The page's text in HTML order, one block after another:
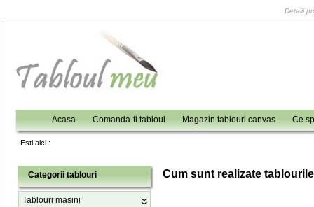
Detalii
Acasa Comanda-ti tabloul Magazin tablouri canvas Ce
Esti aici :
Categorii tablouri
Tablouri masini
Cum sunt realizate